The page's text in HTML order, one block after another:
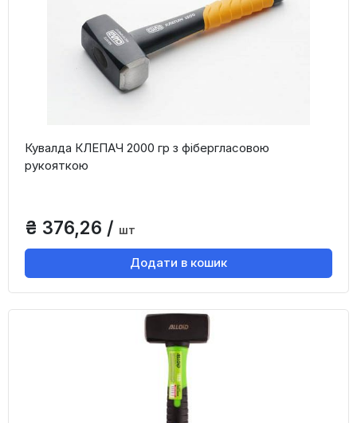
Кувалда КЛЕПАЧ 2000 гр з фібергласовою
рукояткою
₴ 376,26 / шт
Додати в кошик